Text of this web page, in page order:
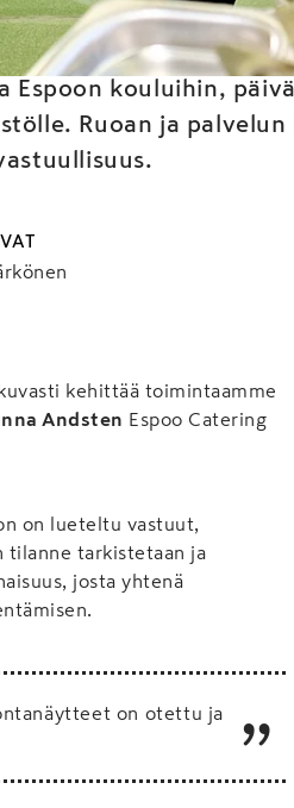
Espoon kouluihin,
Ruoan ja palvelun
kehittää toimintaamme
Andsten Espoo Catering
on lueteltu vastuut,
tilanne tarkistetaan ja
josta yhtenä
on otettu ja